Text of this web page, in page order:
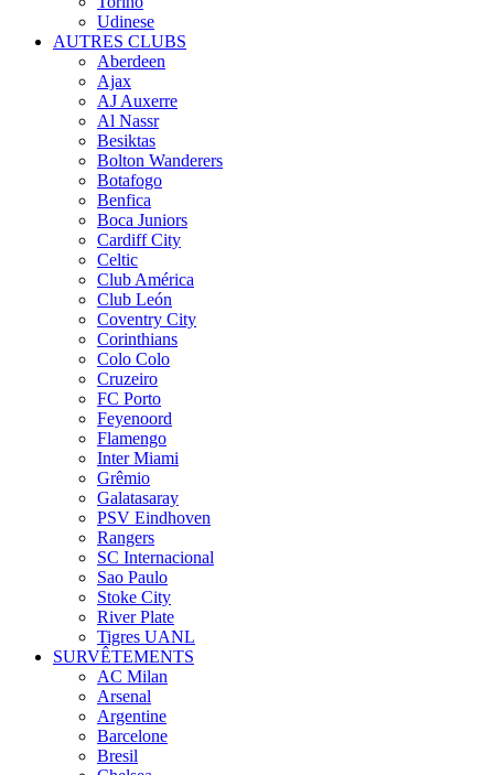
Udinese
AUTRES CLUBS
Aberdeen
Ajax
AJ Auxerre
Al Nassr
Besiktas
Bolton Wanderers
Botafogo
Benfica
Boca Juniors
Cardiff City
Celtic
Club América
Club León
Coventry City
Corinthians
Colo Colo
Cruzeiro
FC Porto
Feyenoord
Flamengo
Inter Miami
Grêmio
Galatasaray
PSV Eindhoven
Rangers
SC Internacional
Sao Paulo
Stoke City
River Plate
Tigres UANL
SURVÊTEMENTS
AC Milan
Arsenal
Argentine
Barcelone
Bresil